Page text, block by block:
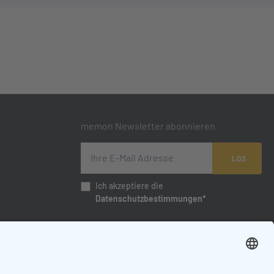
memon Newsletter abonnieren
LOS
Ich akzeptiere die
Datenschutzbestimmungen*